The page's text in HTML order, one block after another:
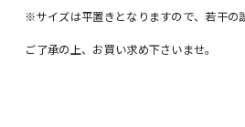
※サイズは平置きとなりますので、若干の
ご了承の上、お買い求め下さいませ。